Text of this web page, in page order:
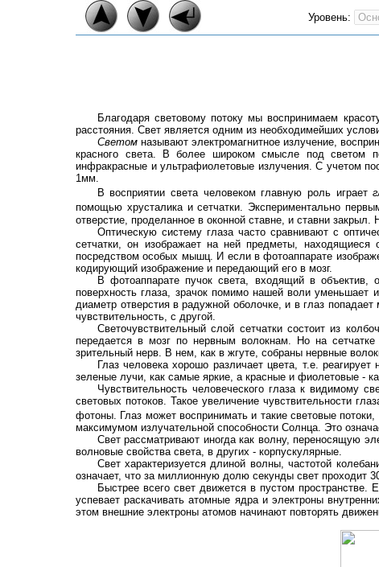
Уровень:
Благодаря световому потоку мы воспринимаем
расстояния. Свет является одним из необходимейших
Светомназывают электромагнитное излучение,
красного света. В более широком смысле под светом
инфракрасные и ультрафиолетовые излучения. С учетом
1мм.
В восприятии света человеком главную роль играет
помощью хрусталика и сетчатки. Экспериментально
отверстие, проделанное в оконной ставне, и ставни
Оптическую систему глаза часто сравнивают с
сетчатки, он изображает на ней предметы, находящиеся
посредством особых мышц. И если в фотоаппарате
кодирующий изображение и передающий его в мозг.
В фотоаппарате пучок света, входящий в объектив,
поверхность глаза, зрачок помимо нашей воли уменьшает
диаметр отверстия в радужной оболочке, и в глаз
чувствительность, с другой.
Светочувствительный слой сетчатки состоит из
передается в мозг по нервным волокнам. Но на
зрительный нерв. В нем, как в жгуте, собраны нервные
Глаз человека хорошо различает цвета, т.е.
зеленые лучи, как самые яркие, а красные и фиолетовые -
Чувствительность человеческого глаза к видимому
световых потоков. Такое увеличение чувствительности
фотоны. Глаз может воспринимать и такие световые
максимумом излучательной способности Солнца. Это
Свет рассматривают иногда как волну, переносящую
волновые свойства света, в других - корпускулярные.
Свет характеризуется длиной волны, частотой
означает, что за миллионную долю секунды свет проходит
Быстрее всего свет движется в пустом пространстве.
успевает раскачивать атомные ядра и электроны
этом внешние электроны атомов начинают повторять